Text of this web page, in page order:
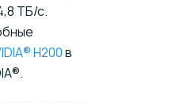
ТБ/с.
H200в